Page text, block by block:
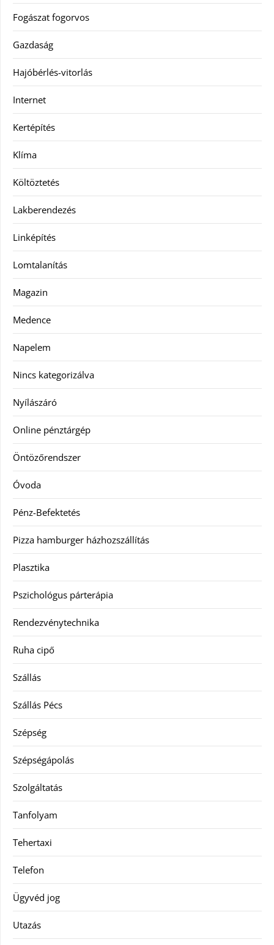
Fogászat fogorvos
Gazdaság
Hajóbérlés-vitorlás
Internet
Kertépítés
Klíma
Költöztetés
Lakberendezés
Linképítés
Lomtalanítás
Magazin
Medence
Napelem
Nincs kategorizálva
Nyílászáró
Online pénztárgép
Öntözőrendszer
Óvoda
Pénz-Befektetés
Pizza hamburger házhozszállítás
Plasztika
Pszichológus párterápia
Rendezvénytechnika
Ruha cipő
Szállás
Szállás Pécs
Szépség
Szépségápolás
Szolgáltatás
Tanfolyam
Tehertaxi
Telefon
Ügyvéd jog
Utazás